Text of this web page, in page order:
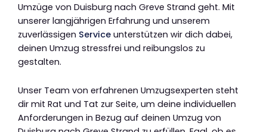
Umzüge von Duisburg nach Greve Strand geht. Mit
unserer langjährigen Erfahrung und unserem
zuverlässigen Service unterstützen wir dich dabei,
deinen Umzug stressfrei und reibungslos zu
gestalten.
Unser Team von erfahrenen Umzugsexperten steht
dir mit Rat und Tat zur Seite, um deine individuellen
Anforderungen in Bezug auf deinen Umzug von